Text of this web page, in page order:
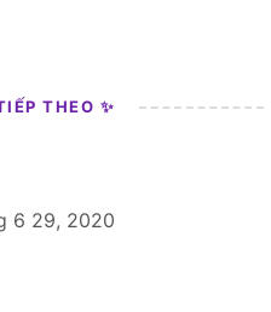
THEO ✨
6 29, 2020